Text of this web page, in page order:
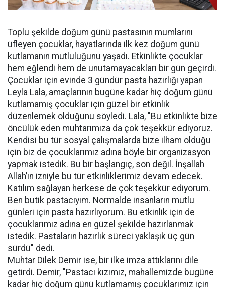
Toplu şekilde doğum günü pastasının mumlarını
üfleyen çocuklar, hayatlarında ilk kez doğum günü
kutlamanın mutluluğunu yaşadı. Etkinlikte çocuklar
hem eğlendi hem de unutamayacakları bir gün geçirdi.
Çocuklar için evinde 3 gündür pasta hazırlığı yapan
Leyla Lala, amaçlarının bugüne kadar hiç doğum günü
kutlamamış çocuklar için güzel bir etkinlik
düzenlemek olduğunu söyledi. Lala, "Bu etkinlikte bize
öncülük eden muhtarımıza da çok teşekkür ediyoruz.
Kendisi bu tür sosyal çalışmalarda bize ilham olduğu
için biz de çocuklarımız adına böyle bir organizasyon
yapmak istedik. Bu bir başlangıç, son değil. İnşallah
Allah’ın izniyle bu tür etkinliklerimiz devam edecek.
Katılım sağlayan herkese de çok teşekkür ediyorum.
Ben butik pastacıyım. Normalde insanların mutlu
günleri için pasta hazırlıyorum. Bu etkinlik için de
çocuklarımız adına en güzel şekilde hazırlanmak
istedik. Pastaların hazırlık süreci yaklaşık üç gün
sürdü" dedi.
Muhtar Dilek Demir ise, bir ilke imza attıklarını dile
getirdi. Demir, "Pastacı kızımız, mahallemizde bugüne
kadar hiç doğum günü kutlamamış çocuklarımız için